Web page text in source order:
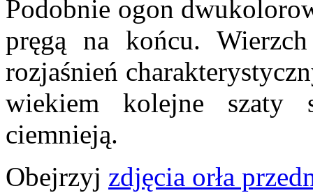
Podobnie ogon
pręgą na końcu.
rozjaśnień
wiekiem kolejne
ciemnieją.
Obejrzyj zdjęcia orła